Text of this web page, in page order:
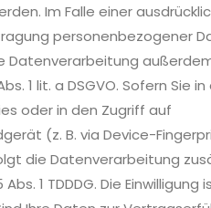
Im Falle einer
personenbezogener
1 lit. a DSGVO. Sofern Sie in
oder in den Zugriff auf
(z. B. via Device-
die Datenverarbeitung
1 TDDDG. Die Einwilligung